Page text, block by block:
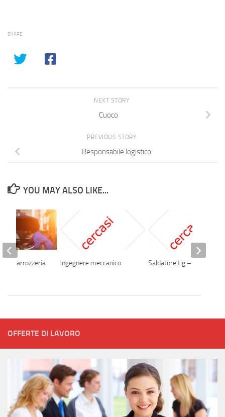
SHARE
NEXT STORY
Cuoco
PREVIOUS STORY
Responsabile logistico
YOU MAY ALSO LIKE...
Ingegnere meccanico Saldatore tig – elettrodo
di carrozzeria
OFFERTE DI LAVORO